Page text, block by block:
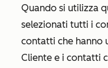
Quando si utilizza
selezionati tutti i
contatti che hanno
Cliente e i contatti